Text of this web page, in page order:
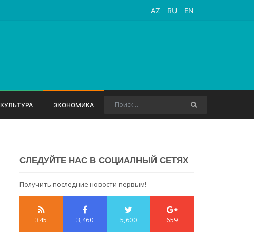
AZ RU EN
КУЛЬТУРА ЭКОНОМИКА
СЛЕДУЙТЕ НАС В СОЦИАЛНЫЙ СЕТЯХ
Получить последние новости первым!
345 3,460 5,600 659